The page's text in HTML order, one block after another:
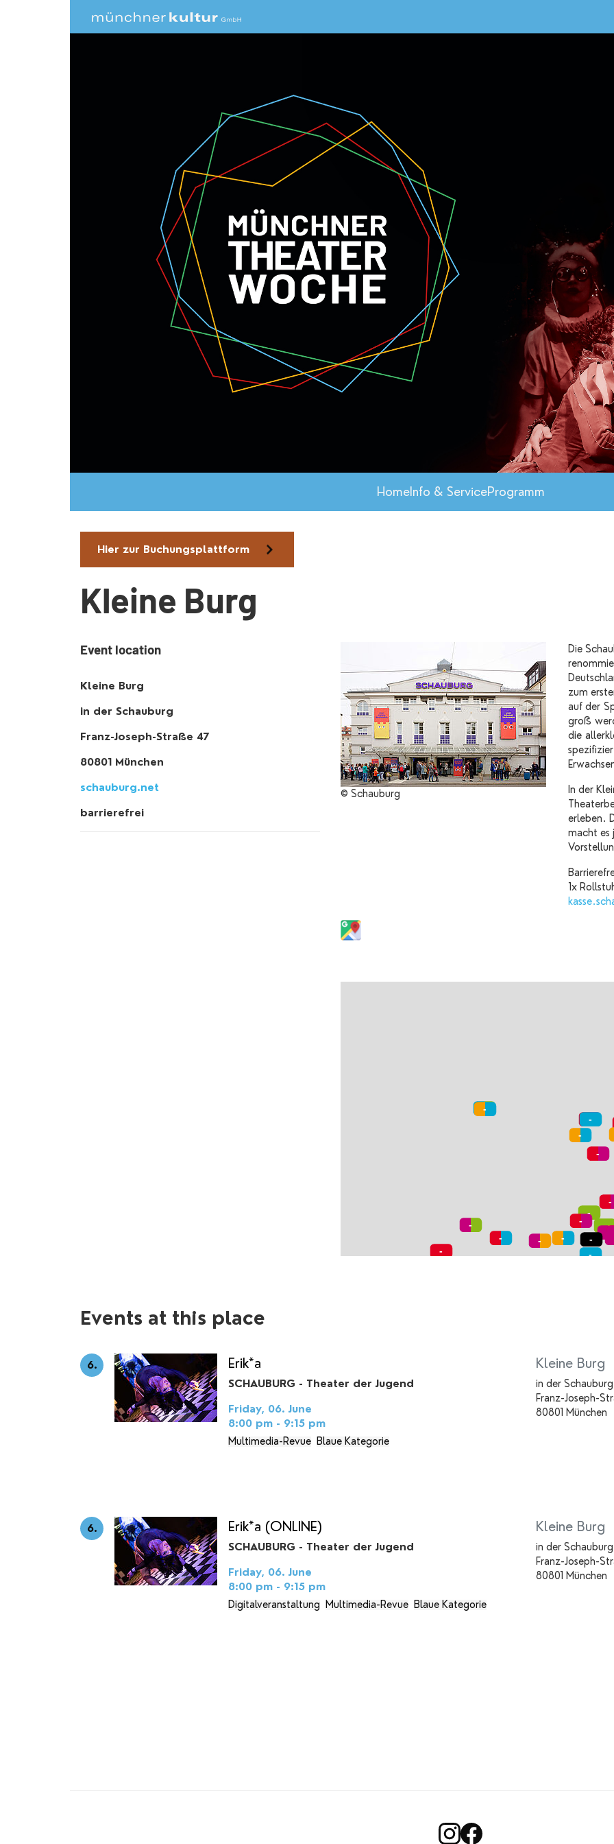
HomeInfo & ServiceProgramm
Hier zur Buchungsplattform
Kleine Burg
Event location
Kleine Burg
in der Schauburg
Franz-Joseph-Straße 47
80801 München
schauburg.net
barrierefrei
© Schauburg
Die
zum
auf der
groß
die
In der
erleben.
macht es
1x
Events at this place
6. Erik*a
SCHAUBURG - Theater der Jugend
Friday, 06. June
8:00 pm - 9:15 pm
Multimedia-Revue Blaue Kategorie
Kleine Burg
in der Schauburg
Franz-Joseph-
80801 München
6. Erik*a (ONLINE)
SCHAUBURG - Theater der Jugend
Friday, 06. June
8:00 pm - 9:15 pm
Digitalveranstaltung Multimedia-Revue Blaue Kategorie
Kleine Burg
in der Schauburg
Franz-Joseph-
80801 München